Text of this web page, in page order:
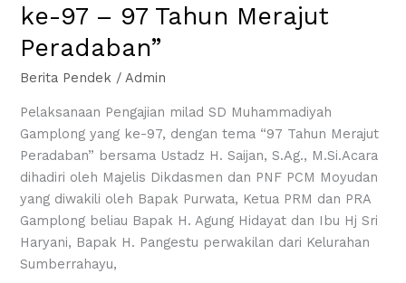
ke-97 – 97 Tahun Merajut
Peradaban”
Berita Pendek /Admin
Pelaksanaan Pengajian milad SD Muhammadiyah
Gamplong yang ke-97, dengan tema “97 Tahun Merajut
Peradaban” bersama Ustadz H. Saijan, S.Ag., M.Si.Acara
dihadiri oleh Majelis Dikdasmen dan PNF PCM Moyudan
yang diwakili oleh Bapak Purwata, Ketua PRM dan PRA
Gamplong beliau Bapak H. Agung Hidayat dan Ibu Hj Sri
Haryani, Bapak H. Pangestu perwakilan dari Kelurahan
Sumberrahayu,